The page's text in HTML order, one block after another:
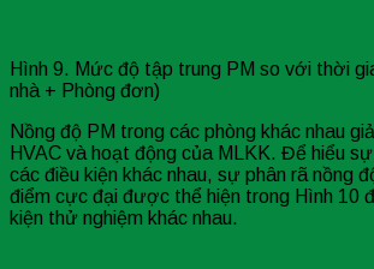
Hình 9. Mức độ tập trung PM so với thời
nhà + Phòng đơn)
Nồng độ PM trong các phòng khác nhau
HVAC và hoạt động của MLKK. Để hiểu
các điều kiện khác nhau, sự phân rã nồng
điểm cực đại được thể hiện trong Hình 10
kiện thử nghiệm khác nhau.